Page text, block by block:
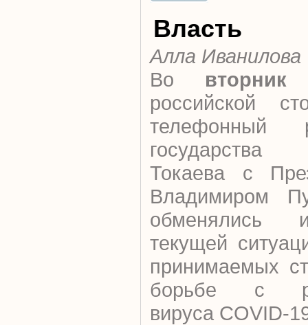
Власть
Алла Иванилова
Во вторник
российской
телефонный
государства
Токаева с
Владимиром
обменялись
текущей
принимаемых
борьбе с
вируса COVID-